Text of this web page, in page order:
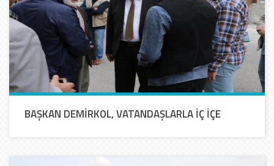
BAŞKAN DEMİRKOL, VATANDAŞLARLA İÇ İÇE